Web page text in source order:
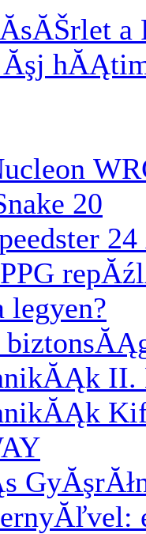
Ăşj
20
legyen?
II.